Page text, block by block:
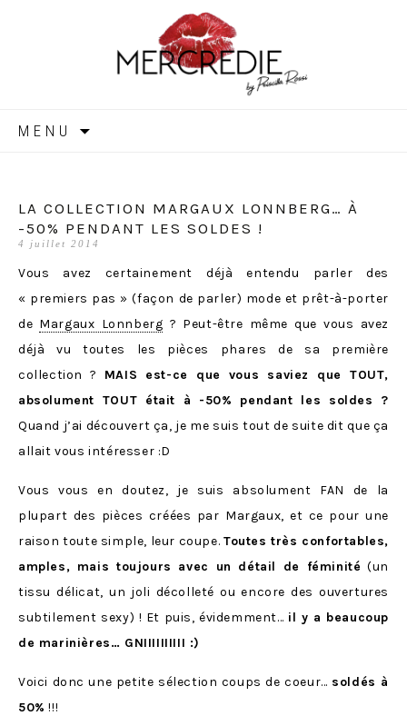
MERCREDIE
MENU
LA COLLECTION MARGAUX LONNBERG… À
-50% PENDANT LES SOLDES !
4 juillet 2014
Vous avez certainement déjà entendu parler des
« premiers pas » (façon de parler) mode et prêt-à-porter
de Margaux Lonnberg ? Peut-être même que vous avez
déjà vu toutes les pièces phares de sa première
collection ? MAIS est-ce que vous saviez que TOUT,
absolument TOUT était à -50% pendant les soldes ?
Quand j’ai découvert ça, je me suis tout de suite dit que ça
allait vous intéresser :D
Vous vous en doutez, je suis absolument FAN de la
plupart des pièces créées par Margaux, et ce pour une
raison toute simple, leur coupe. Toutes très confortables,
amples, mais toujours avec un détail de féminité (un
tissu délicat, un joli décolleté ou encore des ouvertures
subtilement sexy) ! Et puis, évidemment… il y a beaucoup
de marinières… GNIIIIIIIIII :)
Voici donc une petite sélection coups de coeur… soldés à
50% !!!